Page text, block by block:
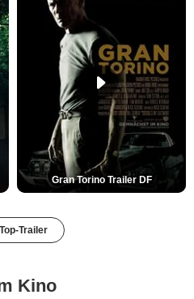
Gran Torino Trailer DF
Trailer
Kino